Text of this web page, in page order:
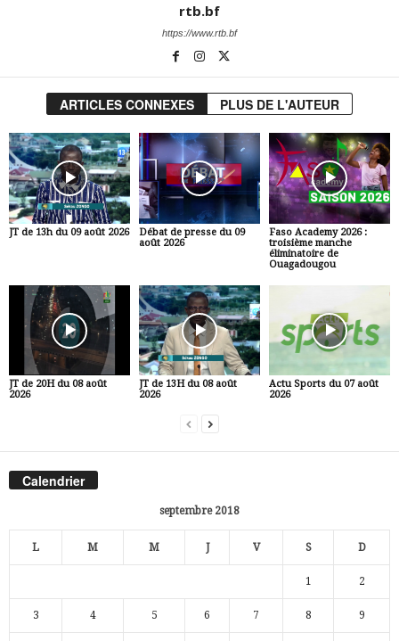
rtb.bf
https://www.rtb.bf
ARTICLES CONNEXES PLUS DE L'AUTEUR
JT de 13h du 09 août 2026
Débat de presse du 09
août 2026
Faso Academy 2026 :
troisième manche
éliminatoire de
Ouagadougou
JT de 20H du 08 août
2026
JT de 13H du 08 août
2026
Actu Sports du 07 août
2026
Calendrier
septembre 2018
L M M J V S D
1 2
3 4 5 6 7 8 9